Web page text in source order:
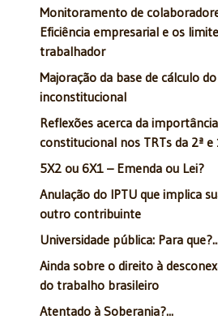
Monitoramento de
Eficiência empresarial e os
trabalhador
Majoração da base de cálculo
inconstitucional
Reflexões acerca da
constitucional nos TRTs da 2ª e
5X2 ou 6X1 – Emenda ou Lei?
Anulação do IPTU que implica
outro contribuinte
Universidade pública: Para
Ainda sobre o direito à
do trabalho brasileiro
Atentado à Soberania?...